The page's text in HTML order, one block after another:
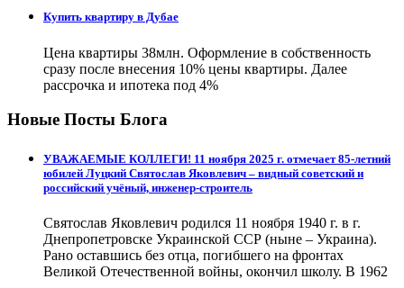
Купить квартиру в Дубае
Цена квартиры 38млн. Оформление в собственность
сразу после внесения 10% цены квартиры. Далее
рассрочка и ипотека под 4%
Новые Посты Блога
УВАЖАЕМЫЕ КОЛЛЕГИ! 11 ноября 2025 г. отмечает 85-летний
юбилей Луцкий Святослав Яковлевич – видный советский и
российский учёный, инженер-строитель
Святослав Яковлевич родился 11 ноября 1940 г. в г.
Днепропетровске Украинской ССР (ныне – Украина).
Рано оставшись без отца, погибшего на фронтах
Великой Отечественной войны, окончил школу. В 1962